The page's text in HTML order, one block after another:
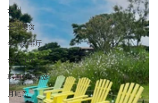
全州
全州美食
全州咖啡厅
全州住宿
韩国必买精选
月尾岛